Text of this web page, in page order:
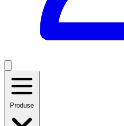
Produse